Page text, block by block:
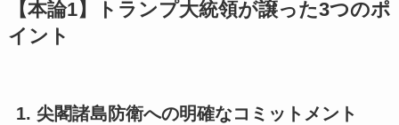
【本論1】トランプ大統領が譲った3つのポ
イント
1. 尖閣諸島防衛への明確なコミットメント